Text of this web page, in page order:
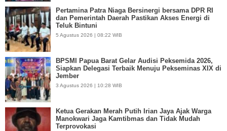
Pertamina Patra Niaga Bersinergi bersama DPR RI
dan Pemerintah Daerah Pastikan Akses Energi di
Teluk Bintuni
5 Agustus 2026 | 08:22 WIB
BPSMI Papua Barat Gelar Audisi Peksemida 2026,
Siapkan Delegasi Terbaik Menuju Pekseminas XIX di
Jember
3 Agustus 2026 | 10:28 WIB
Ketua Gerakan Merah Putih Irian Jaya Ajak Warga
Manokwari Jaga Kamtibmas dan Tidak Mudah
Terprovokasi